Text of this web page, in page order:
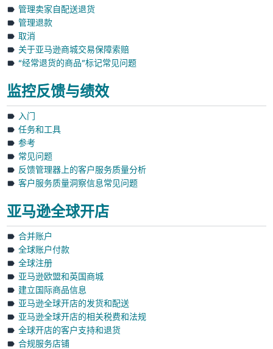
管理卖家自配送退货
管理退款
取消
关于亚马逊商城交易保障索赔
“经常退货的商品”标记常见问题
监控反馈与绩效
入门
任务和工具
参考
常见问题
反馈管理器上的客户服务质量分析
客户服务质量洞察信息常见问题
亚马逊全球开店
合并账户
全球账户付款
全球注册
亚马逊欧盟和英国商城
建立国际商品信息
亚马逊全球开店的发货和配送
亚马逊全球开店的相关税费和法规
全球开店的客户支持和退货
合规服务店铺